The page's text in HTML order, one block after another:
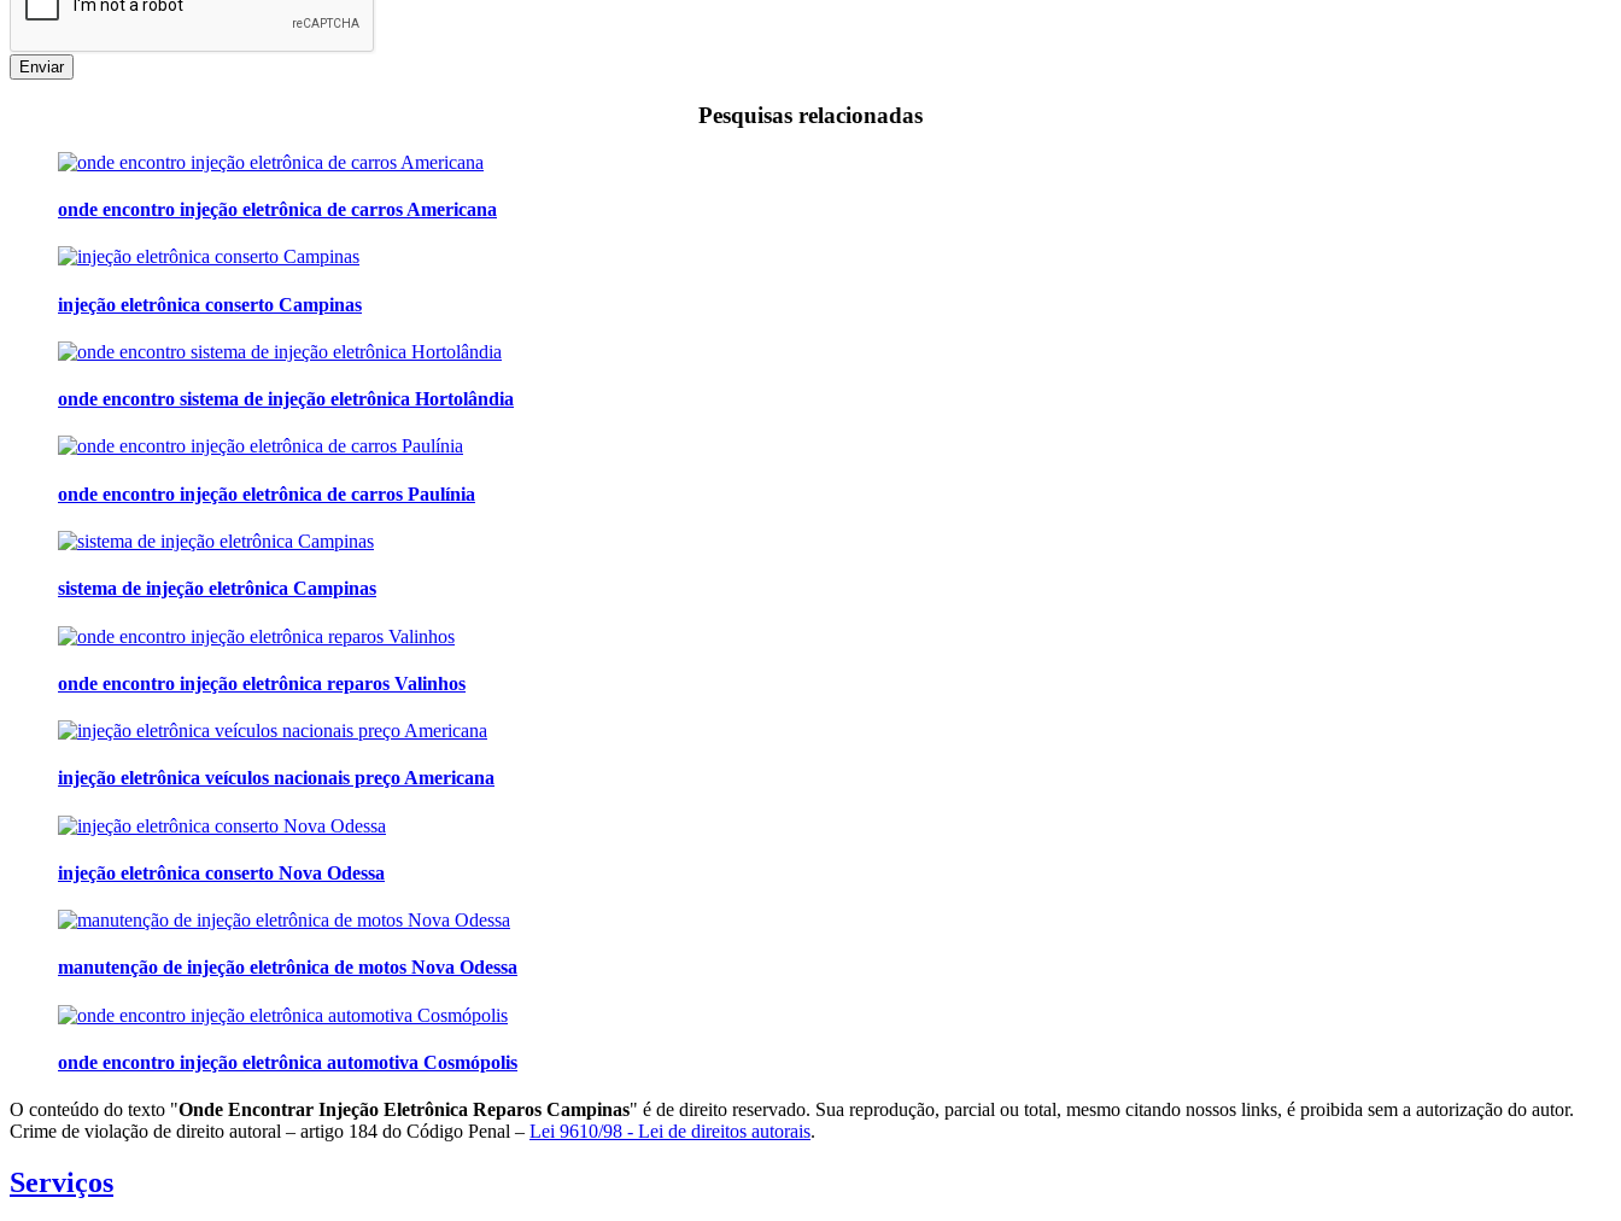
Enviar
Pesquisas relacionadas
onde encontro injeção eletrônica de carros Americana
injeção eletrônica conserto Campinas
onde encontro sistema de injeção eletrônica Hortolândia
onde encontro injeção eletrônica de carros Paulínia
sistema de injeção eletrônica Campinas
onde encontro injeção eletrônica reparos Valinhos
injeção eletrônica veículos nacionais preço Americana
injeção eletrônica conserto Nova Odessa
manutenção de injeção eletrônica de motos Nova Odessa
onde encontro injeção eletrônica automotiva Cosmópolis
O conteúdo do texto "Onde Encontrar Injeção Eletrônica Reparos Campinas" é de direito reservado. Sua reprodução, parcial ou total, mesmo citando nossos links, é proibida sem a autorização do autor.
Crime de violação de direito autoral – artigo 184 do Código Penal – Lei 9610/98 - Lei de direitos autorais.
Serviços